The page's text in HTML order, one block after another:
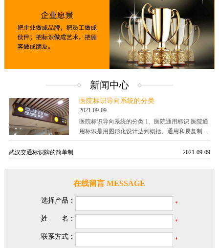
新闻中心
医院标识导向系统的分类
2021-09-09
医院标识导向系统的分类 1、医院通用标识 医院通
用标识是用图形化设计达到概括、通用和易复制医
院信息目的的标识。医院机构的通用标识是直观
武汉交通标识牌的简单制 2021-09-09
在线留言 MESSAGE
选择产品：
姓 名：
联系方式：